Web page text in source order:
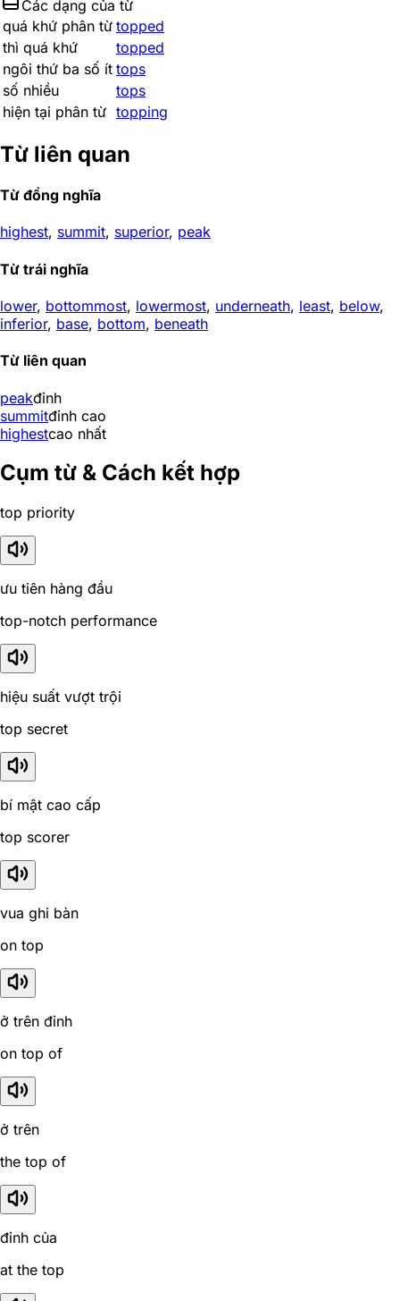
Các dạng của từ
quá khứ phân từ topped
thì quá khứ
topped
ngôi thứ ba số ít tops
số nhiều
tops
hiện tại phân từ topping
Từ liên quan
Từ đồng nghĩa
highest, summit, superior, peak
Từ trái nghĩa
lower, bottommost, lowermost, underneath, least, below,
inferior, base, bottom, beneath
Từ liên quan
peakđỉnh
summitđỉnh cao
highestcao nhất
Cụm từ & Cách kết hợp
top priority
ưu tiên hàng đầu
top-notch performance
hiệu suất vượt trội
top secret
bí mật cao cấp
top scorer
vua ghi bàn
on top
ở trên đỉnh
on top of
ở trên
the top of
đỉnh của
at the top